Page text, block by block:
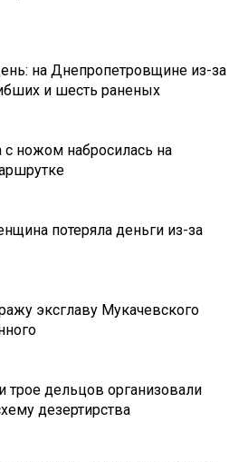
на Днепропетровщине из-за
и шесть раненых
ножом набросилась на
потеряла деньги из-за
эксглаву Мукачевского
трое дельцов организовали
дезертирства